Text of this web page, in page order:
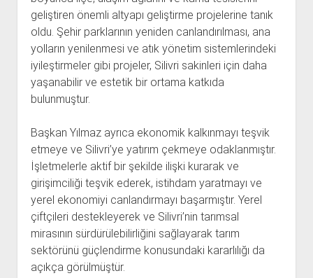
geliştiren önemli altyapı geliştirme projelerine tanık
oldu. Şehir parklarının yeniden canlandırılması, ana
yolların yenilenmesi ve atık yönetim sistemlerindeki
iyileştirmeler gibi projeler, Silivri sakinleri için daha
yaşanabilir ve estetik bir ortama katkıda
bulunmuştur.
Başkan Yılmaz ayrıca ekonomik kalkınmayı teşvik
etmeye ve Silivri’ye yatırım çekmeye odaklanmıştır.
İşletmelerle aktif bir şekilde ilişki kurarak ve
girişimciliği teşvik ederek, istihdam yaratmayı ve
yerel ekonomiyi canlandırmayı başarmıştır. Yerel
çiftçileri destekleyerek ve Silivri’nin tarımsal
mirasının sürdürülebilirliğini sağlayarak tarım
sektörünü güçlendirme konusundaki kararlılığı da
açıkça görülmüştür.